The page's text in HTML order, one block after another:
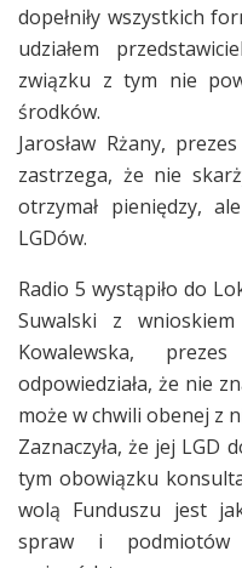
dopełniły wszystkich
udziałem
związku z tym nie
środków.
Jarosław Rżany,
zastrzega, że nie
otrzymał pieniędzy,
LGDów.
Radio 5 wystąpiło do
Suwalski z
Kowalewska,
odpowiedziała, że nie
może w chwili obenej z
Zaznaczyła, że jej LGD
tym obowiązku
wolą Funduszu jest
spraw i podmiotów